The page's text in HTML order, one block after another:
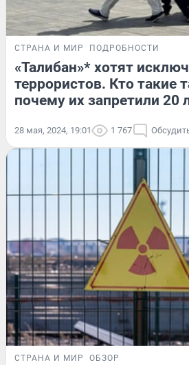
СТРАНА И МИР ПОДРОБНОСТИ
«Талибан»* хотят
террористов. Кто такие
почему их запретили 20
28 мая, 2024, 19:01 1 767
СТРАНА И МИР ОБЗОР